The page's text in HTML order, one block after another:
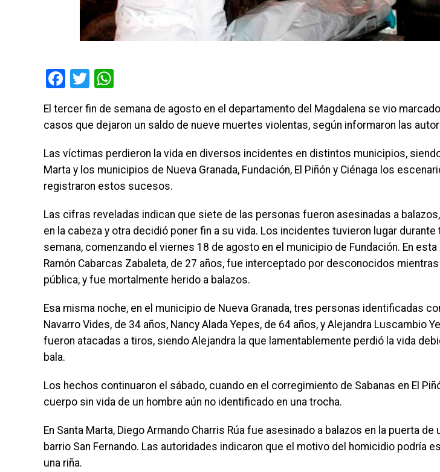
Facebook
Twitter
El tercer fin de semana de agosto en el departamento del Magdalena se vio
casos que dejaron un saldo de nueve muertes violentas, según informaron las
Las víctimas perdieron la vida en diversos incidentes en distintos municipios,
Marta y los municipios de Nueva Granada, Fundación, El Piñón y Ciénaga los
registraron estos sucesos.
Las cifras reveladas indican que siete de las personas fueron asesinadas a
en la cabeza y otra decidió poner fin a su vida. Los incidentes tuvieron lugar durante
semana, comenzando el viernes 18 de agosto en el municipio de Fundación. En esta
Ramón Cabarcas Zabaleta, de 27 años, fue interceptado por desconocidos
pública, y fue mortalmente herido a balazos.
Esa misma noche, en el municipio de Nueva Granada, tres personas identificadas
Navarro Vides, de 34 años, Nancy Alada Yepes, de 64 años, y Alejandra Luscambio
fueron atacadas a tiros, siendo Alejandra la que lamentablemente perdió la vida
bala.
Los hechos continuaron el sábado, cuando en el corregimiento de Sabanas en El
cuerpo sin vida de un hombre aún no identificado en una trocha.
En Santa Marta, Diego Armando Charris Rúa fue asesinado a balazos en la puerta de
barrio San Fernando. Las autoridades indicaron que el motivo del homicidio podría
una riña.